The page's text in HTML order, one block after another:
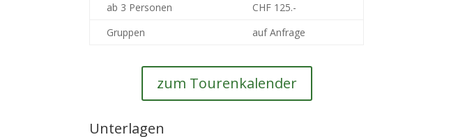
ab 3 Personen
CHF 125.-
Gruppen
auf Anfrage
zum Tourenkalender
Unterlagen